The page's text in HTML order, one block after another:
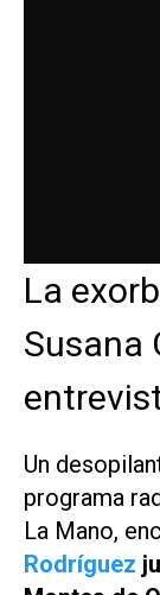
La
Susana
Un
programa
La Mano,
Rodríguez